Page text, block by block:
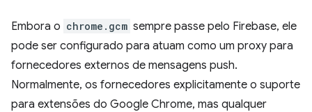
Embora o chrome.gcm sempre passe pelo Firebase, ele
pode ser configurado para atuam como um proxy para
fornecedores externos de mensagens push.
Normalmente, os fornecedores explicitamente o suporte
para extensões do Google Chrome, mas qualquer